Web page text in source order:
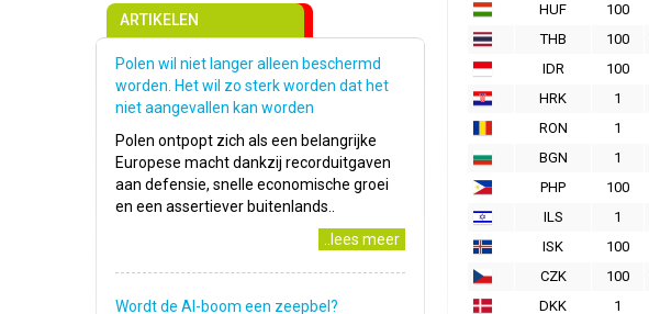
HUF
100
THB
100
IDR
100
HRK
1
RON
1
BGN
1
PHP
100
ILS
1
ISK
100
CZK
100
DKK
1
ARTIKELEN
Polen wil niet langer alleen beschermd
worden. Het wil zo sterk worden dat het
niet aangevallen kan worden
Polen ontpopt zich als een belangrijke
Europese macht dankzij recorduitgaven
aan defensie, snelle economische groei
en een assertiever buitenlands..
..lees meer
Wordt de AI-boom een zeepbel?